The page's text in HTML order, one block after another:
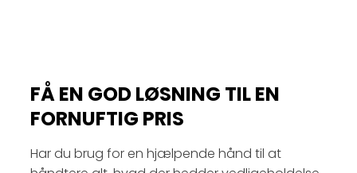
FÅ EN GOD LØSNING TIL EN
FORNUFTIG PRIS
Har du brug for en hjælpende hånd til at